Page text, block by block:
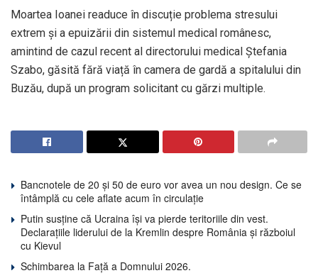
Moartea Ioanei readuce în discuție problema stresului
extrem și a epuizării din sistemul medical românesc,
amintind de cazul recent al directorului medical Ștefania
Szabo, găsită fără viață în camera de gardă a spitalului din
Buzău, după un program solicitant cu gărzi multiple.
Bancnotele de 20 și 50 de euro vor avea un nou design. Ce se
întâmplă cu cele aflate acum în circulație
Putin susține că Ucraina își va pierde teritoriile din vest.
Declarațiile liderului de la Kremlin despre România și războiul
cu Kievul
Schimbarea la Față a Domnului 2026.